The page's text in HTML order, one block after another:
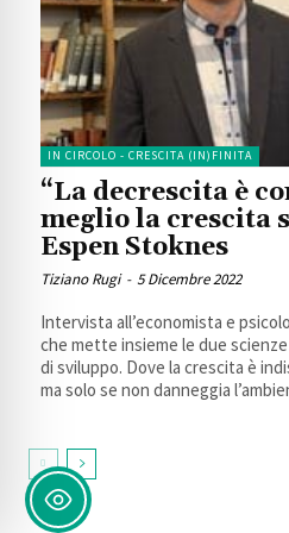
IN CIRCOLO - CRESCITA (IN)FINITA
“La decrescita è
meglio la crescita
Espen Stoknes
Tiziano Rugi - 5 Dicembre 2022
Intervista all’economista e
che mette insieme le due
di sviluppo. Dove la crescita è
ma solo se non danneggia